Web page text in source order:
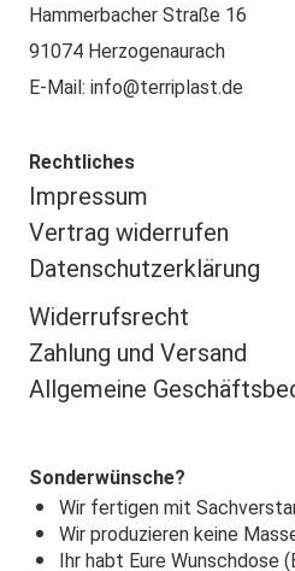
Hammerbacher Straße 16
91074 Herzogenaurach
E-Mail: info@terriplast.de
Rechtliches
Impressum
Vertrag widerrufen
Datenschutzerklärung
Widerrufsrecht
Zahlung und Versand
Allgemeine
Sonderwünsche?
Wir fertigen mit
Wir produzieren keine
Ihr habt Eure Wunschdose